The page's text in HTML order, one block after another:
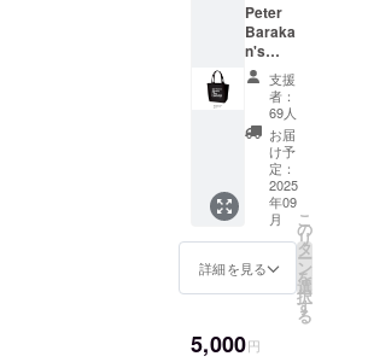
Peter
Baraka
n's
Music
Film
Festival
2025を
デザイ
ンした
トート
バッグ
を提供
しま
す。 本
体：約
mm) 持
支援
者：
69人
お届
け予
定：
2025
年09
月
詳細を見る
こ
の
リ
タ
ー
ン
を
選
択
す
る
5,000円